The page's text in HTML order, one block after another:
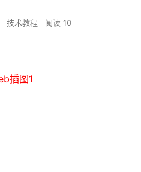
技术教程 阅读 10